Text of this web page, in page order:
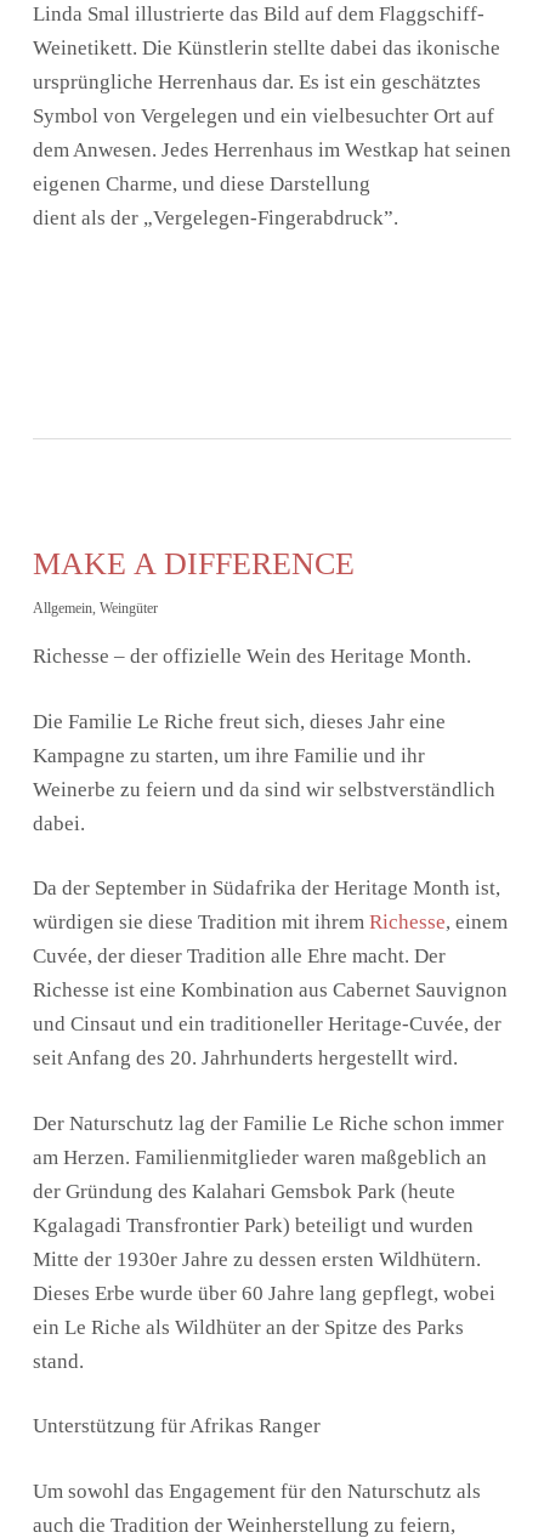
Linda Smal illustrierte das Bild auf dem Flaggschiff-
Weinetikett. Die Künstlerin stellte dabei das ikonische
ursprüngliche Herrenhaus dar. Es ist ein geschätztes
Symbol von Vergelegen und ein vielbesuchter Ort auf
dem Anwesen. Jedes Herrenhaus im Westkap hat seinen
eigenen Charme, und diese Darstellung
dient als der „Vergelegen-Fingerabdruck”.
MAKE A DIFFERENCE
Allgemein, Weingüter
Richesse – der offizielle Wein des Heritage Month.
Die Familie Le Riche freut sich, dieses Jahr eine
Kampagne zu starten, um ihre Familie und ihr
Weinerbe zu feiern und da sind wir selbstverständlich
dabei.
Da der September in Südafrika der Heritage Month ist,
würdigen sie diese Tradition mit ihrem Richesse, einem
Cuvée, der dieser Tradition alle Ehre macht. Der
Richesse ist eine Kombination aus Cabernet Sauvignon
und Cinsaut und ein traditioneller Heritage-Cuvée, der
seit Anfang des 20. Jahrhunderts hergestellt wird.
Der Naturschutz lag der Familie Le Riche schon immer
am Herzen. Familienmitglieder waren maßgeblich an
der Gründung des Kalahari Gemsbok Park (heute
Kgalagadi Transfrontier Park) beteiligt und wurden
Mitte der 1930er Jahre zu dessen ersten Wildhütern.
Dieses Erbe wurde über 60 Jahre lang gepflegt, wobei
ein Le Riche als Wildhüter an der Spitze des Parks
stand.
Unterstützung für Afrikas Ranger
Um sowohl das Engagement für den Naturschutz als
auch die Tradition der Weinherstellung zu feiern,